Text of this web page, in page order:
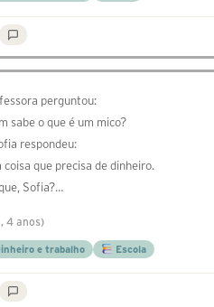
perguntou:
sabe o que é um mico?
respondeu:
coisa que precisa de dinheiro.
Sofia?…
4 anos)
e trabalho Escola